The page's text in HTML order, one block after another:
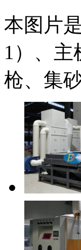
本图片
1）、
枪、集